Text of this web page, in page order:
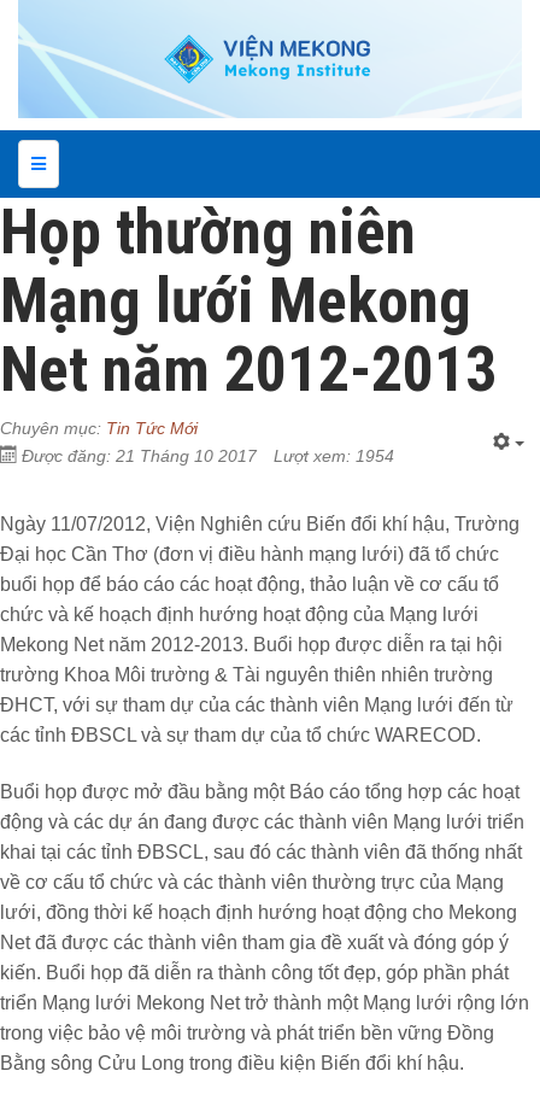
Họp thường niên
Mạng lưới Mekong
Net năm 2012-2013
Chuyên mục: Tin Tức Mới
Được đăng: 21 Tháng 10 2017
Lượt xem: 1954
Ngày 11/07/2012, Viện Nghiên cứu Biến đổi khí hậu, Trường
Đại học Cần Thơ (đơn vị điều hành mạng lưới) đã tổ chức
buổi họp để báo cáo các hoạt động, thảo luận về cơ cấu tổ
chức và kế hoạch định hướng hoạt động của Mạng lưới
Mekong Net năm 2012-2013. Buổi họp được diễn ra tại hội
trường Khoa Môi trường & Tài nguyên thiên nhiên trường
ĐHCT, với sự tham dự của các thành viên Mạng lưới đến từ
các tỉnh ĐBSCL và sự tham dự của tổ chức WARECOD.
Buổi họp được mở đầu bằng một Báo cáo tổng hợp các hoạt
động và các dự án đang được các thành viên Mạng lưới triển
khai tại các tỉnh ĐBSCL, sau đó các thành viên đã thống nhất
về cơ cấu tổ chức và các thành viên thường trực của Mạng
lưới, đồng thời kế hoạch định hướng hoạt động cho Mekong
Net đã được các thành viên tham gia đề xuất và đóng góp ý
kiến. Buổi họp đã diễn ra thành công tốt đẹp, góp phần phát
triển Mạng lưới Mekong Net trở thành một Mạng lưới rộng lớn
trong việc bảo vệ môi trường và phát triển bền vững Đồng
Bằng sông Cửu Long trong điều kiện Biến đổi khí hậu.